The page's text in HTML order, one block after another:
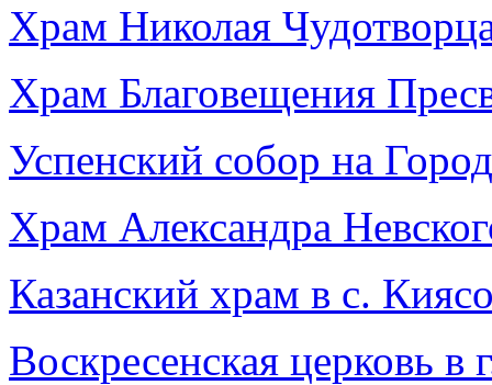
Храм Николая
Храм Благовещения
Успенский собор на
Храм Александра
Казанский храм в с.
Воскресенская церковь в